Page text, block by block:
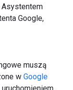
Asystentem
Google,
muszą
w Google